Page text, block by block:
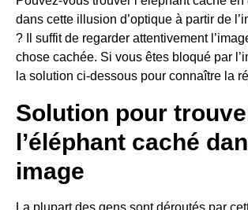
dans cette illusion d’optique à partir de
? Il suffit de regarder attentivement
chose cachée. Si vous êtes bloqué par
la solution ci-dessous pour connaître la
Solution pour
l’éléphant caché
image